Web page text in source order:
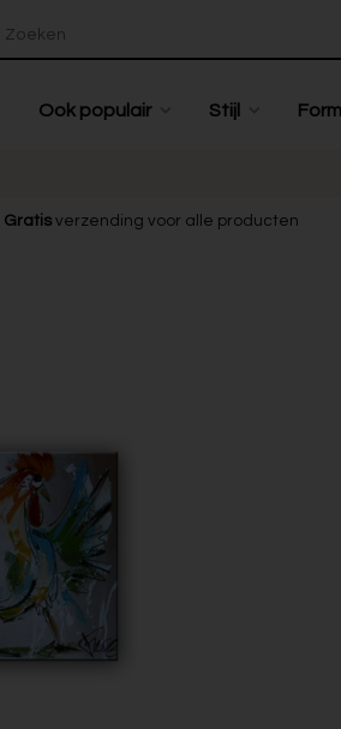
Ook populair Stijl
Gratisverzending voor alle producten